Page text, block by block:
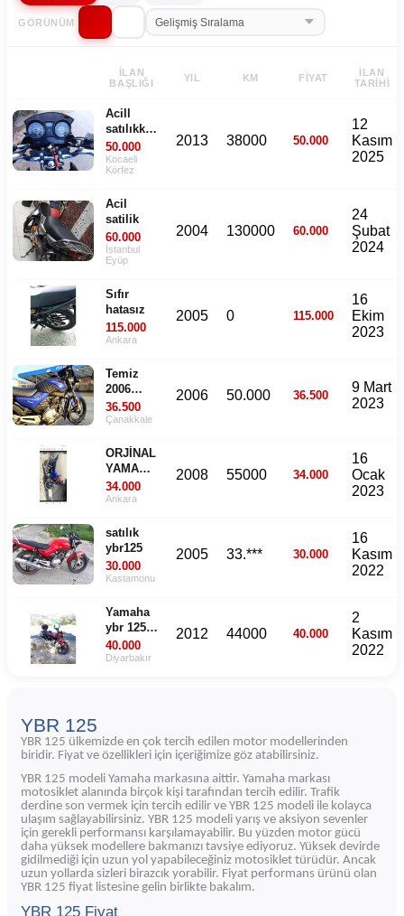
GÖRÜNÜM
İLAN
BAŞLIĞI
YIL KM FIYAT
İLAN
TARIHI
Acill
satılıkk
acill
50.000
Kocaeli
Körfez
2013 38000 50.000
12
Kasım
2025
Acil
satilik
60.000
İstanbul
Eyüp
2004 130000 60.000
24
Şubat
2024
Sıfır
hatasız
115.000
Ankara
2005 0 115.000
16
Ekim
2023
Temiz
2006
YBR
36.500
Çanakkale
2006 50.000 36.500
9 Mart
2023
ORJİNAL
YAMAHA
TAKASA
AÇIK
34.000
Ankara
2008 55000 34.000
16
Ocak
2023
satılık
ybr125
30.000
Kastamonu
2005 33.*** 30.000
16
Kasım
2022
Yamaha
ybr 125
esd 2012
model
40.000
Diyarbakır
2012 44000 40.000
2
Kasım
2022
YBR 125
YBR 125 ülkemizde en çok tercih edilen motor modellerinden
biridir. Fiyat ve özellikleri için içeriğimize göz atabilirsiniz.
YBR 125 modeli Yamaha markasına aittir. Yamaha markası
motosiklet alanında birçok kişi tarafından tercih edilir. Trafik
derdine son vermek için tercih edilir ve YBR 125 modeli ile kolayca
ulaşım sağlayabilirsiniz. YBR 125 modeli yarış ve aksiyon sevenler
için gerekli performansı karşılamayabilir. Bu yüzden motor gücü
daha yüksek modellere bakmanızı tavsiye ediyoruz. Yüksek devirde
gidilmediği için uzun yol yapabileceğiniz motosiklet türüdür. Ancak
uzun yollarda sizleri birazcık yorabilir. Fiyat performans ürünü olan
YBR 125 fiyat listesine gelin birlikte bakalım.
YBR 125 Fiyat